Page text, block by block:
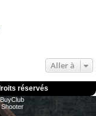
Aller à
réservés
Shooter